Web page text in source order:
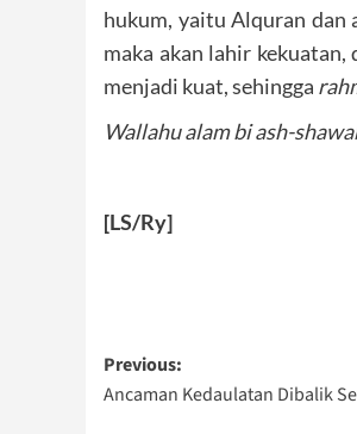
hukum, yaitu Alquran dan
maka akan lahir
menjadi kuat, sehingga
Wallahu alam bi ash-
[LS/Ry]
Post
navigation
Previous:
Ancaman Kedaulatan Dibalik